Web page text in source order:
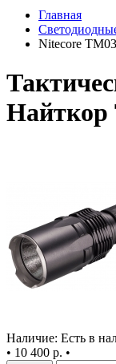
Главная
Nitecore TM03
Наличие: Есть в
• 10 400 р. •